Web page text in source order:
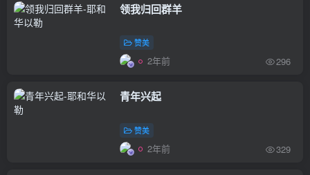
领我归回群羊
赞美
2年前 296
青年兴起
赞美
2年前 329